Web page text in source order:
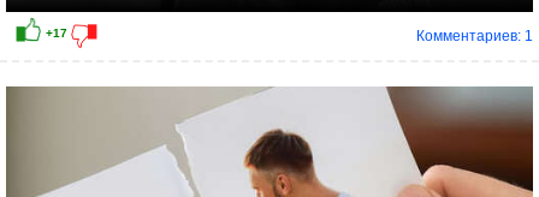
Комментариев: 1